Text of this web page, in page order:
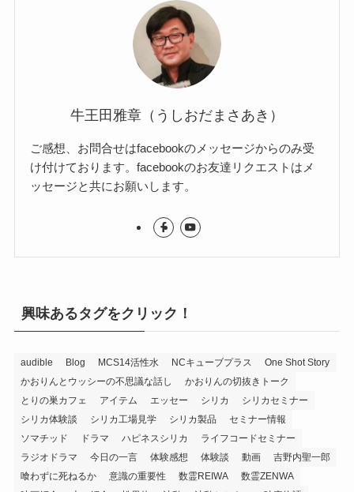
牛王田雅章（うしおだまさあき）
ご感想、お問合せはfacebookのメッセージからのみ受
け付けております。facebookのお友達リクエストはメ
ッセージと共にお願いします。
興味あるタグをクリック！
audible Blog MCS14活性水 NCキューブプラス
One Shot Story
かおりんとウッシーの不思議な話し
かおりんの切抜きトーク
とりの巣カフェ
アイテム エッセー シリカ
シリカセミナー
シリカ体験談
シリカ工場見学 シリカ製品
セミナー情報
ソマチッド
ドラマ ハピネスシリカ
ライフコードセミナー
ラジオドラマ
今日の一言 体験感想 体験談 動画
吉野内聖一郎
喰わずに死ねるか
意識の重要性 数霊REIWA
数霊ZENWA